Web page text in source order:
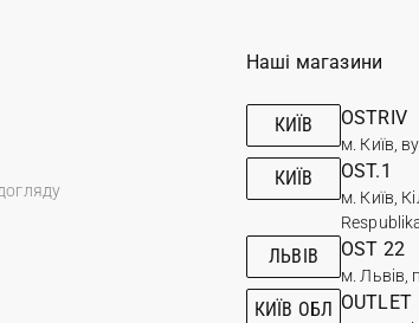
Наші магазини
КИЇВ OSTRIV
м. Київ,
КИЇВ OST.1
м. Київ,
ЛЬВІВ OST 22
м. Львів,
КИЇВ ОБЛ OUTLET